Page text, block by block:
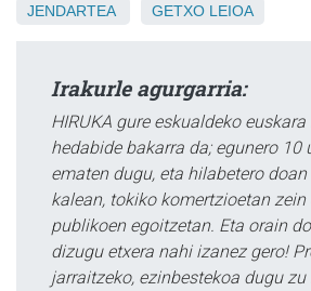
JENDARTEA GETXO LEIOA
Irakurle agurgarria:
HIRUKA gure eskualdeko
hedabide bakarra da; egunero 10
ematen dugu, eta hilabetero
kalean, tokiko komertzioetan zein
publikoen egoitzetan. Eta orain
dizugu etxera nahi izanez gero!
jarraitzeko, ezinbestekoa dugu